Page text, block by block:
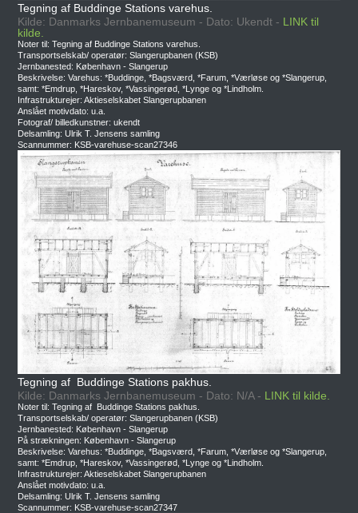
Tegning af Buddinge Stations varehus.
Kilde: Danmarks Jernbanemuseum - Dato: Ukendt - LINK til
kilde.
Noter til: Tegning af Buddinge Stations varehus.
Transportselskab/ operatør: Slangerupbanen (KSB)
Jernbanested: København - Slangerup
Beskrivelse: Varehus: *Buddinge, *Bagsværd, *Farum, *Værløse og *Slangerup,
samt: *Emdrup, *Hareskov, *Vassingerød, *Lynge og *Lindholm.
Infrastrukturejer: Aktieselskabet Slangerupbanen
Anslået motivdato: u.a.
Fotograf/ billedkunstner: ukendt
Delsamling: Ulrik T. Jensens samling
Scannummer: KSB-varehuse-scan27346
Tegning af Buddinge Stations pakhus.
Kilde: Danmarks Jernbanemuseum - Dato: N/A - LINK til kilde.
Noter til: Tegning af Buddinge Stations pakhus.
Transportselskab/ operatør: Slangerupbanen (KSB)
Jernbanested: København - Slangerup
På strækningen: København - Slangerup
Beskrivelse: Varehus: *Buddinge, *Bagsværd, *Farum, *Værløse og *Slangerup,
samt: *Emdrup, *Hareskov, *Vassingerød, *Lynge og *Lindholm.
Infrastrukturejer: Aktieselskabet Slangerupbanen
Anslået motivdato: u.a.
Delsamling: Ulrik T. Jensens samling
Scannummer: KSB-varehuse-scan27347